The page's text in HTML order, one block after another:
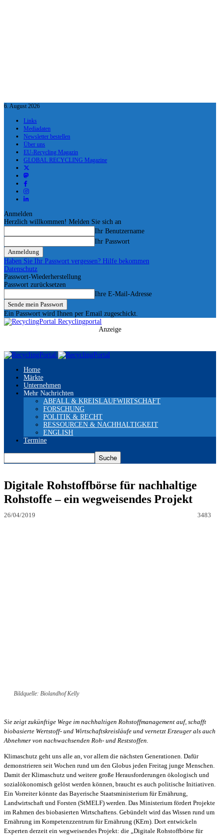
6. August 2026
Links
Mediadaten
Newsletter bestellen
Über uns
EU-Recycling Magazin
GLOBAL RECYCLING Magazine
Anmelden
Herzlich willkommen! Melden Sie sich an
Ihr Benutzername
Ihr Passwort
Haben Sie Ihr Passwort vergessen? Hilfe bekommen
Datenschutz
Passwort-Wiederherstellung
Passwort zurücksetzen
Ihre E-Mail-Adresse
Ein Passwort wird Ihnen per Email zugeschickt.
Recyclingportal
Anzeige
Home
Märkte
Unternehmen
Mehr Nachrichten
ABFALL & KREISLAUFWIRTSCHAFT
FORSCHUNG
POLITIK & RECHT
RESSOURCEN & NACHHALTIGKEIT
ENGLISH
Termine
Digitale Rohstoffbörse für nachhaltige
Rohstoffe – ein wegweisendes Projekt
26/04/2019 3483
Bildquelle: Biolandhof Kelly
Sie zeigt zukünftige Wege im nachhaltigen Rohstoffmanagement auf, schafft
biobasierte Wertstoff- und Wirtschaftskreisläufe und vernetzt Erzeuger als auch
Abnehmer von nachwachsenden Roh- und Reststoffen.
Klimaschutz geht uns alle an, vor allem die nächsten Generationen. Dafür
demonstrieren seit Wochen rund um den Globus jeden Freitag junge Menschen.
Damit der Klimaschutz und weitere große Herausforderungen ökologisch und
sozialökonomisch gelöst werden können, braucht es auch politische Initiativen.
Ein Vorreiter könnte das Bayerische Staatsministerium für Ernährung,
Landwirtschaft und Forsten (StMELF) werden. Das Ministerium fördert Projekte
im Rahmen des biobasierten Wirtschaftens. Gebündelt wird das Wissen rund um
Ernährung im Kompetenzzentrum für Ernährung (KErn). Dort entwickeln
Experten derzeit ein wegweisendes Projekt: die „Digitale Rohstoffbörse für